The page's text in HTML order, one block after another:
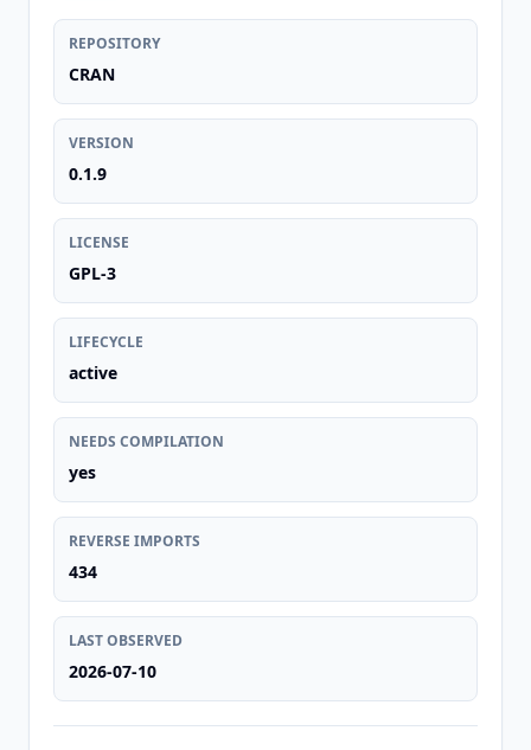
REPOSITORY
CRAN
VERSION
0.1.9
LICENSE
GPL-3
LIFECYCLE
active
NEEDS COMPILATION
yes
REVERSE IMPORTS
434
LAST OBSERVED
2026-07-10